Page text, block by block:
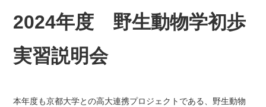
2024年度 野生動物学初歩
実習説明会
本年度も京都大学との高大連携プロジェクトである、野生動物